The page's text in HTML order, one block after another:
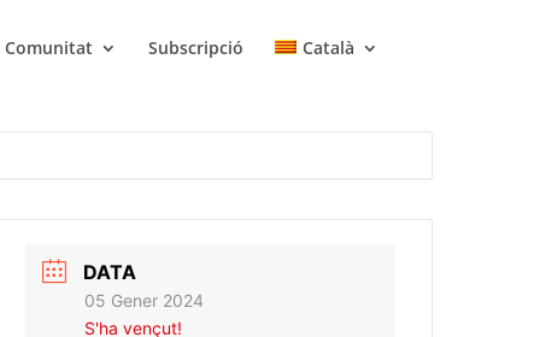
Comunitat Subscripció Català
DATA
05 Gener 2024
S'ha vençut!